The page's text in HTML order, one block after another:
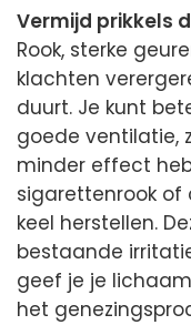
Vermijd prikkels
Rook, sterke
klachten
duurt. Je kunt
goede ventilatie,
minder effect
sigarettenrook
keel herstellen.
bestaande
geef je je
het